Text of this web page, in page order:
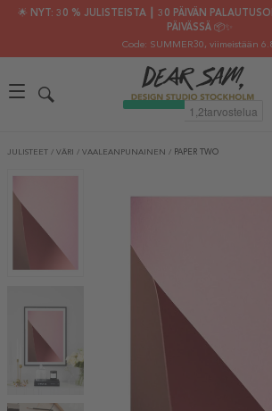
🌟 NYT: 30 % JULISTEISTA ┃ 30 PÄIVÄN
PÄIVÄSSÄ 📦✨
Code: SUMMER30, viimeistään
JULISTEET / VÄRI / VAALEANPUNAINEN / PAPER TWO